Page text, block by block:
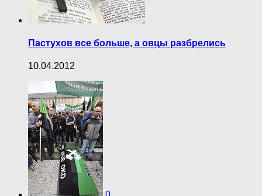
Пастухов все больше, а овцы разбрелись
10.04.2012